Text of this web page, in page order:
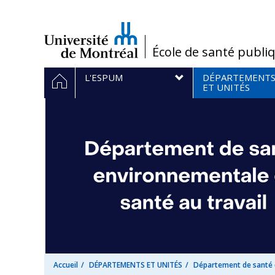
/École de santé
Navigation
principale
ACCUEIL
L'ESPUM
DÉPARTEMENTS
ET UNITÉS
Accueil DÉPARTEMENTS ET UNITÉS Département de